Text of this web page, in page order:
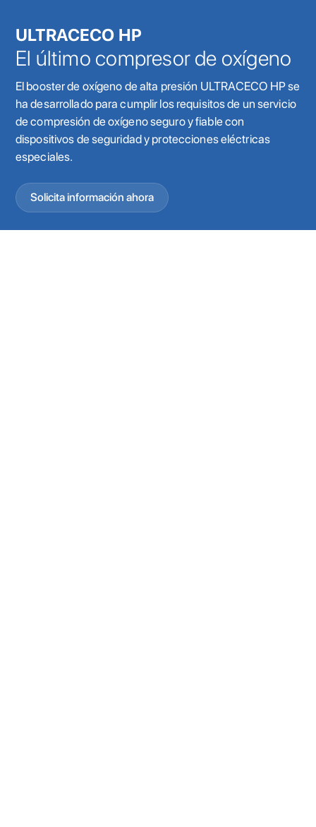
ULTRACECO HP
El último compresor de oxígeno
El booster de oxígeno de alta presión ULTRACECO HP se
ha desarrollado para cumplir los requisitos de un servicio
de compresión de oxígeno seguro y fiable con
dispositivos de seguridad y protecciones eléctricas
especiales.
Solicita información ahora